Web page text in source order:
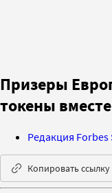
Призеры
токены
Редакция Forbes
Копировать ссылку